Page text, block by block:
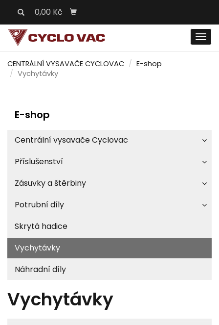
0,00 Kč
CENTRÁLNÍ VYSAVAČE CYCLOVAC
E-shop
Vychytávky
E-shop
Centrální vysavače Cyclovac
Příslušenství
Zásuvky a štěrbiny
Potrubní díly
Skrytá hadice
Vychytávky
Náhradní díly
Vychytávky